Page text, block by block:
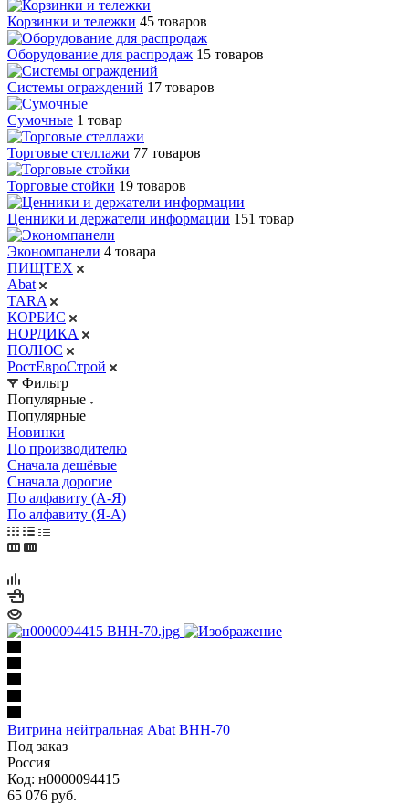
Корзинки и тележки 45 товаров
Оборудование для распродаж 15 товаров
Системы ограждений 17 товаров
Сумочные 1 товар
Торговые стеллажи 77 товаров
Торговые стойки 19 товаров
Ценники и держатели информации 151 товар
Экономпанели 4 товара
ПИЩТЕХ
Abat
TARA
КОРБИС
НОРДИКА
ПОЛЮС
РостЕвроСтрой
Фильтр
Популярные
Популярные
Новинки
По производителю
Сначала дешёвые
Сначала дорогие
По алфавиту (А-Я)
По алфавиту (Я-А)
Витрина нейтральная Abat ВНН-70
Под заказ
Россия
Код: н0000094415
65 076 руб.